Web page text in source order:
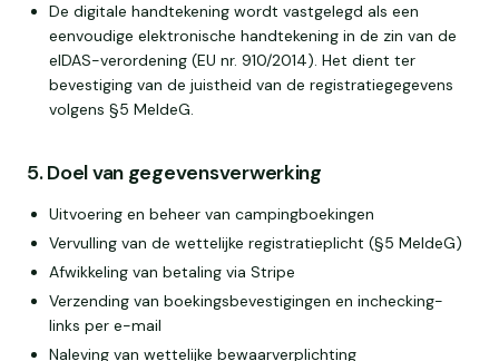
De digitale handtekening wordt vastgelegd als een
eenvoudige elektronische handtekening in de zin van de
eIDAS-verordening (EU nr. 910/2014). Het dient ter
bevestiging van de juistheid van de registratiegegevens
volgens §5 MeldeG.
5. Doel van gegevensverwerking
Uitvoering en beheer van campingboekingen
Vervulling van de wettelijke registratieplicht (§5 MeldeG)
Afwikkeling van betaling via Stripe
Verzending van boekingsbevestigingen en inchecking-
links per e-mail
Naleving van wettelijke bewaarverplichting